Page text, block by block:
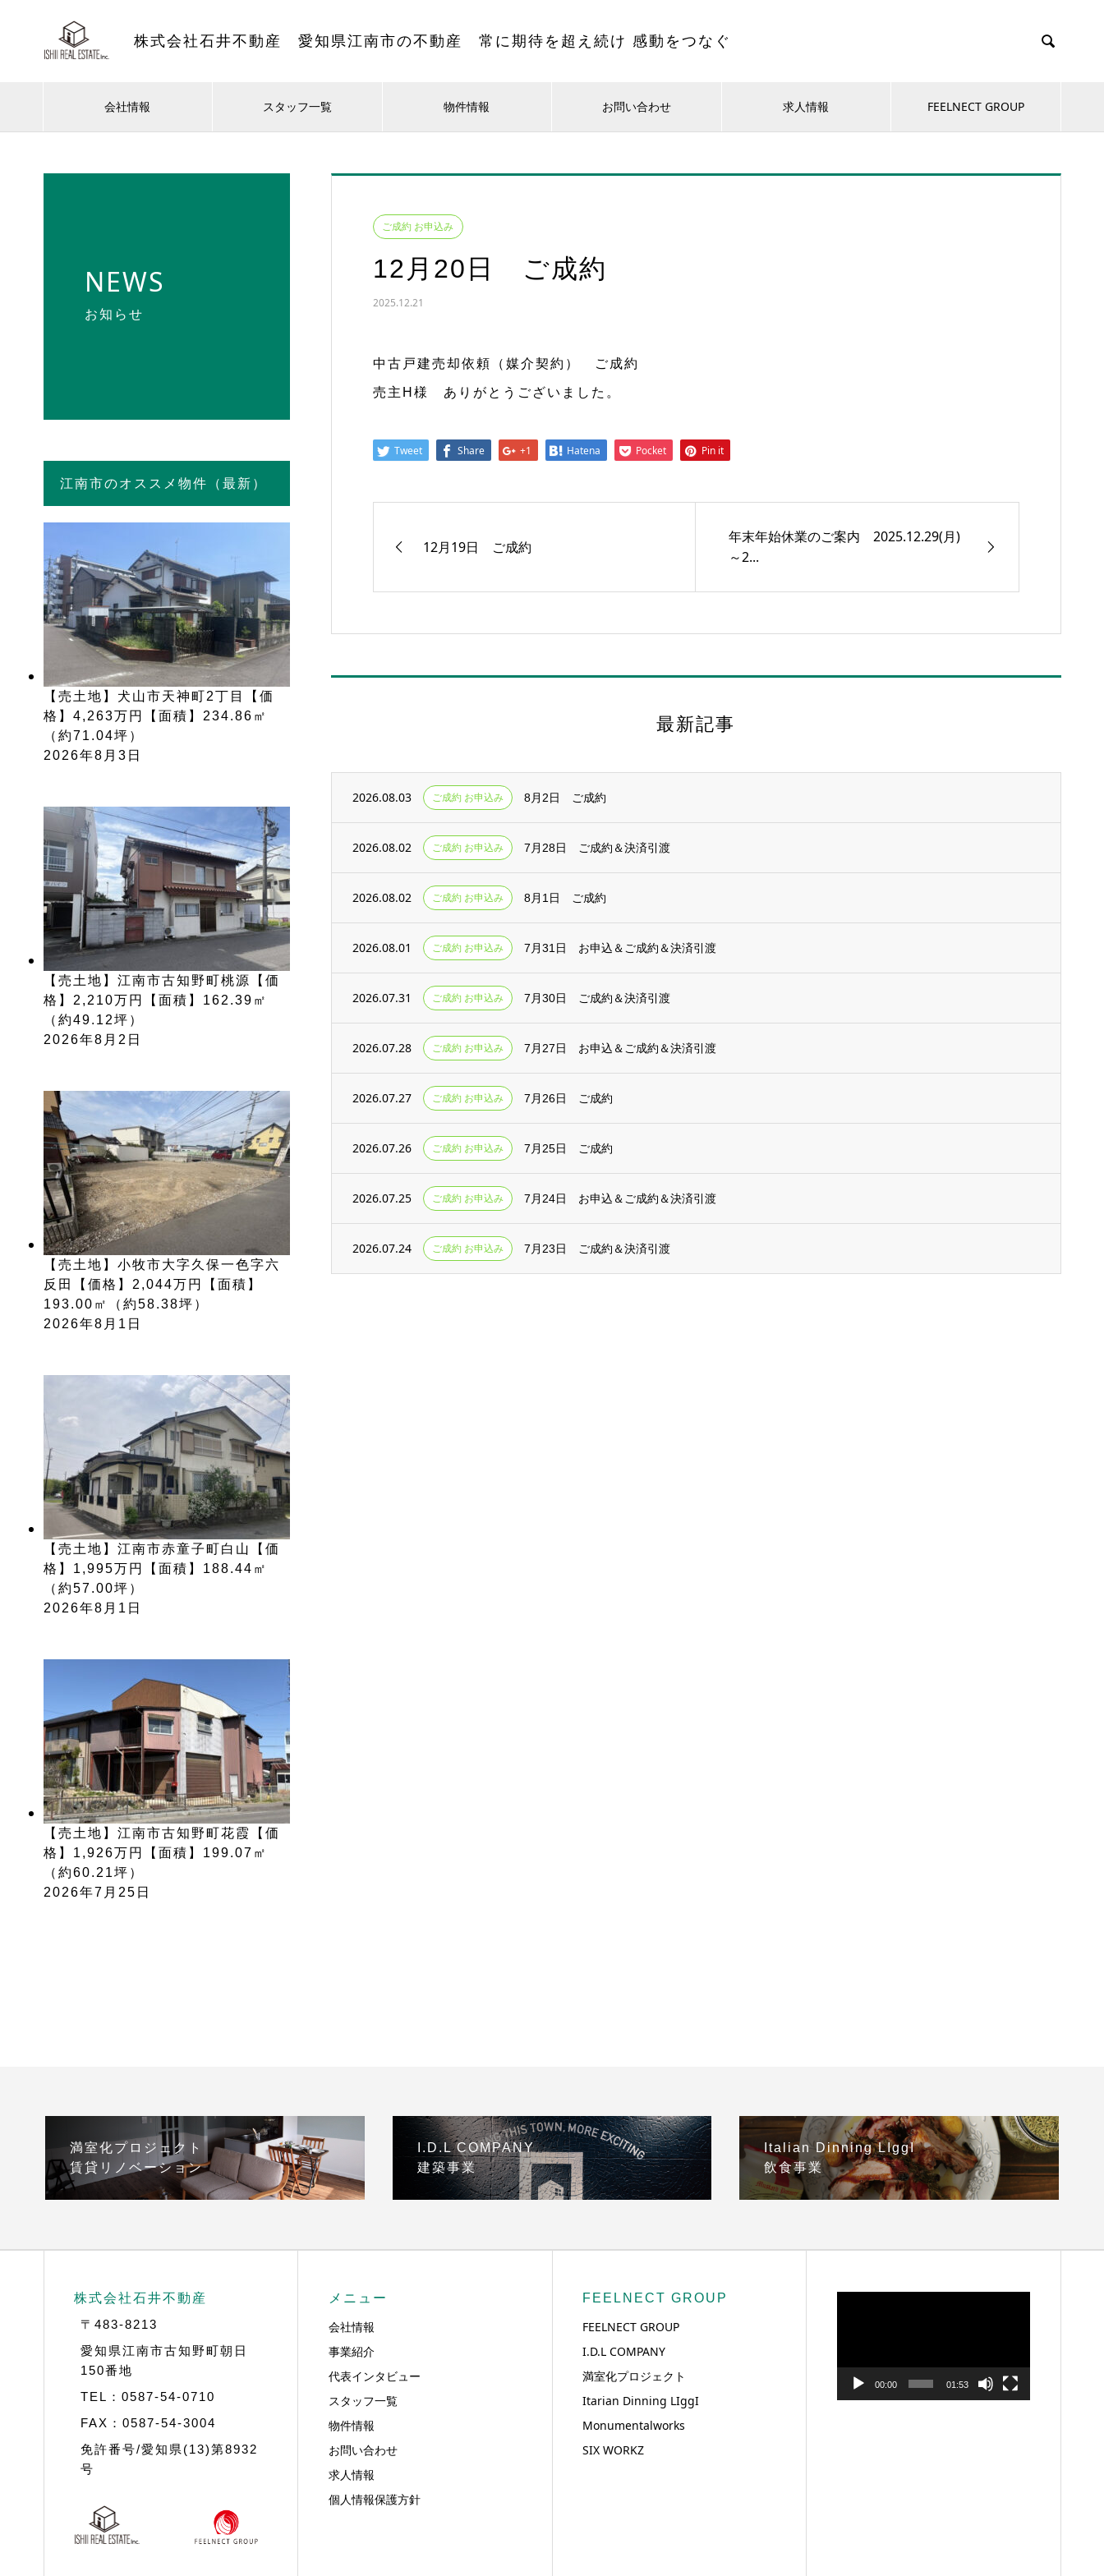
株式会社石井不動産 愛知県江南市の不動産 常に期待を超え続け 感動をつなぐ 
会社情報 スタッフ一覧 物件情報 お問い合わせ 求人情報 FEELNECT GROUP
NEWS
お知らせ
ご成約 お申込み
12月20日 ご成約
2025.12.21
中古戸建売却依頼（媒介契約） ご成約
売主H様 ありがとうございました。
Tweet Share +1 Hatena Pocket Pin it
12月19日 ご成約
年末年始休業のご案内 2025.12.29(月)
～2...
最新記事
2026.08.03 ご成約 お申込み 8月2日 ご成約
2026.08.02 ご成約 お申込み 7月28日 ご成約＆決済引渡
2026.08.02 ご成約 お申込み 8月1日 ご成約
2026.08.01 ご成約 お申込み 7月31日 お申込＆ご成約＆決済引渡
2026.07.31 ご成約 お申込み 7月30日 ご成約＆決済引渡
2026.07.28 ご成約 お申込み 7月27日 お申込＆ご成約＆決済引渡
2026.07.27 ご成約 お申込み 7月26日 ご成約
2026.07.26 ご成約 お申込み 7月25日 ご成約
2026.07.25 ご成約 お申込み 7月24日 お申込＆ご成約＆決済引渡
2026.07.24 ご成約 お申込み 7月23日 ご成約＆決済引渡
江南市のオススメ物件（最新）
【売土地】犬山市天神町2丁目【価
格】4,263万円【面積】234.86㎡
（約71.04坪）
2026年8月3日
【売土地】江南市古知野町桃源【価
格】2,210万円【面積】162.39㎡
（約49.12坪）
2026年8月2日
【売土地】小牧市大字久保一色字六
反田【価格】2,044万円【面積】
193.00㎡（約58.38坪）
2026年8月1日
【売土地】江南市赤童子町白山【価
格】1,995万円【面積】188.44㎡
（約57.00坪）
2026年8月1日
【売土地】江南市古知野町花霞【価
格】1,926万円【面積】199.07㎡
（約60.21坪）
2026年7月25日
満室化プロジェクト
賃貸リノベーション
I.D.L COMPANY
建築事業
Italian Dinning LIggI
飲食事業
株式会社石井不動産
〒483-8213
愛知県江南市古知野町朝日
150番地
TEL：0587-54-0710
FAX：0587-54-3004
免許番号/愛知県(13)第8932
号
メニュー
会社情報
事業紹介
代表インタビュー
スタッフ一覧
物件情報
お問い合わせ
求人情報
個人情報保護方針
FEELNECT GROUP
FEELNECT GROUP
I.D.L COMPANY
満室化プロジェクト
Itarian Dinning LIggI
Monumentalworks
SIX WORKZ
動
ヤ
00:00 01:53